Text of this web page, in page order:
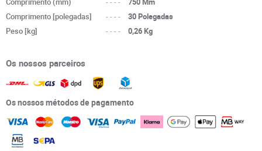
Comprimento [polegadas]
----
30 Polegadas
Peso [kg]
---- 0,26 Kg
Os nossos parceiros
Os nossos métodos de pagamento